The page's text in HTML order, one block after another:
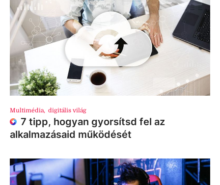
Multimédia, digitális világ
7 tipp, hogyan gyorsítsd fel az
alkalmazásaid működését